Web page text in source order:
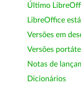
Último
LibreOffice
Versões em
Versões
Notas de
Dicionários